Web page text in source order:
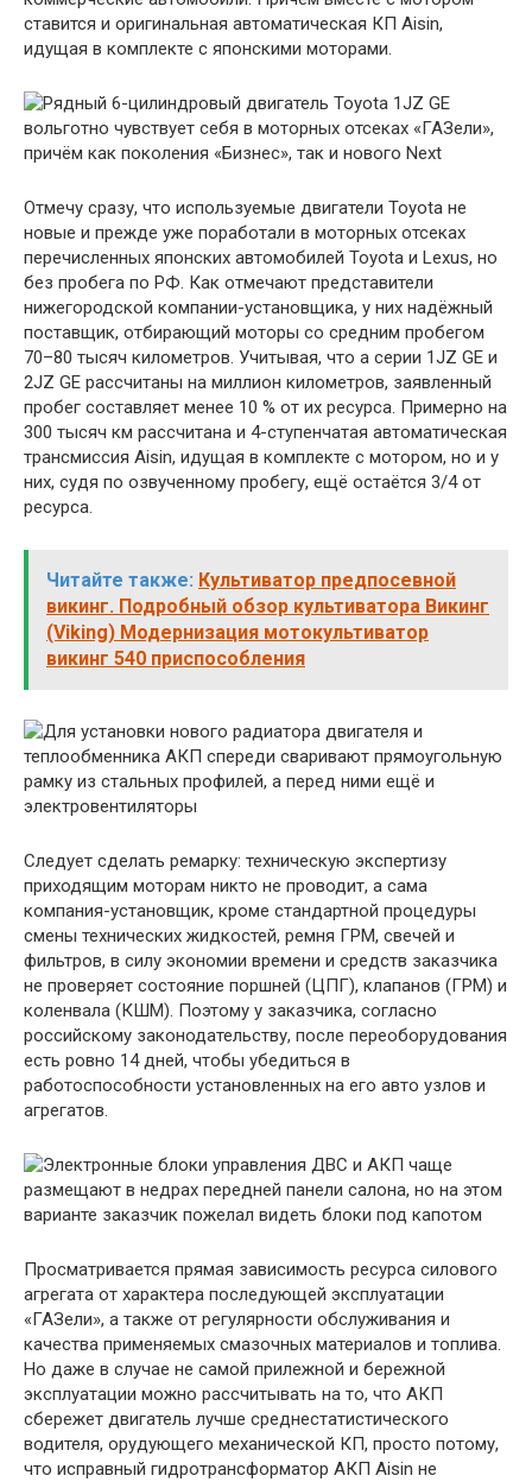
ставится и оригинальная автоматическая КП Aisin,
идущая в комплекте с японскими моторами.
Отмечу сразу, что используемые двигатели Toyota не
новые и прежде уже поработали в моторных отсеках
перечисленных японских автомобилей Toyota и Lexus, но
без пробега по РФ. Как отмечают представители
нижегородской компании-установщика, у них надёжный
поставщик, отбирающий моторы со средним пробегом
70–80 тысяч километров. Учитывая, что а серии 1JZ GE и
2JZ GE рассчитаны на миллион километров, заявленный
пробег составляет менее 10 % от их ресурса. Примерно на
300 тысяч км рассчитана и 4-ступенчатая автоматическая
трансмиссия Aisin, идущая в комплекте с мотором, но и у
них, судя по озвученному пробегу, ещё остаётся 3/4 от
ресурса.
Читайте также: Культиватор предпосевной
викинг. Подробный обзор культиватора Викинг
(Viking) Модернизация мотокультиватор
викинг 540 приспособления
Следует сделать ремарку: техническую экспертизу
приходящим моторам никто не проводит, а сама
компания-установщик, кроме стандартной процедуры
смены технических жидкостей, ремня ГРМ, свечей и
фильтров, в силу экономии времени и средств заказчика
не проверяет состояние поршней (ЦПГ), клапанов (ГРМ) и
коленвала (КШМ). Поэтому у заказчика, согласно
российскому законодательству, после переоборудования
есть ровно 14 дней, чтобы убедиться в
работоспособности установленных на его авто узлов и
агрегатов.
Просматривается прямая зависимость ресурса силового
агрегата от характера последующей эксплуатации
«ГАЗели», а также от регулярности обслуживания и
качества применяемых смазочных материалов и топлива.
Но даже в случае не самой прилежной и бережной
эксплуатации можно рассчитывать на то, что АКП
сбережет двигатель лучше среднестатистического
водителя, орудующего механической КП, просто потому,
что исправный гидротрансформатор АКП Aisin не